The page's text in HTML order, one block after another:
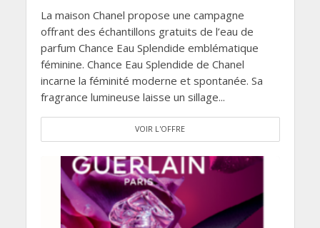
La maison Chanel propose une campagne
offrant des échantillons gratuits de l’eau de
parfum Chance Eau Splendide emblématique
féminine. Chance Eau Splendide de Chanel
incarne la féminité moderne et spontanée. Sa
fragrance lumineuse laisse un sillage...
VOIR L'OFFRE